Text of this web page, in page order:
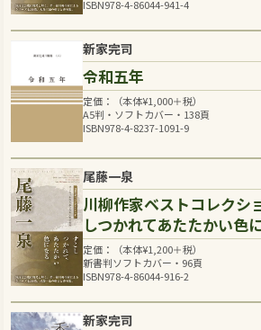
ISBN978-4-86044-941-4
新家完司
令和五年
定価：（本体¥1,000＋税）
A5判・ソフトカバー・138頁
ISBN978-4-8237-1091-9
尾藤一泉
川柳作家ベストコレクシ
しつかれてあたたかい色
定価：（本体¥1,200＋税）
新書判ソフトカバー・96頁
ISBN978-4-86044-916-2
新家完司